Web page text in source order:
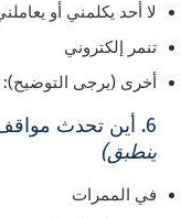
لا أحد يكلمني أو
تنمر إلكتروني
أخرى (يرجى التوضيح):
6. أين تحدث مواقف التنمر في الغالب؟
ينطبق)
في الممرات